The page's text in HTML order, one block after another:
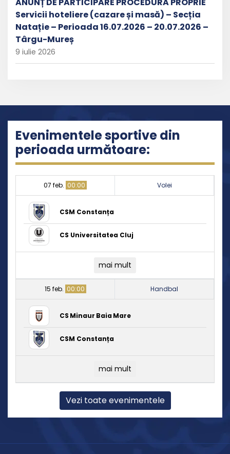
Servicii hoteliere (cazare și masă) – Secția
Natație – Perioada 16.07.2026 – 20.07.2026 –
Târgu-Mureș
9 iulie 2026
Evenimentele sportive din
perioada următoare:
07 feb. 00:00 Volei
CSM Constanța
CS Universitatea Cluj
mai mult
15 feb. 00:00 Handbal
CS Minaur Baia Mare
CSM Constanța
mai mult
Vezi toate evenimentele